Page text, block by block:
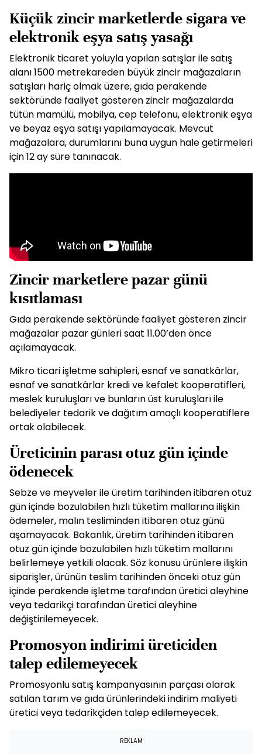
Küçük zincir marketlerde sigara ve
elektronik eşya satış yasağı
Elektronik ticaret yoluyla yapılan satışlar ile satış
alanı 1500 metrekareden büyük zincir mağazaların
satışları hariç olmak üzere, gıda perakende
sektöründe faaliyet gösteren zincir mağazalarda
tütün mamülü, mobilya, cep telefonu, elektronik eşya
ve beyaz eşya satışı yapılamayacak. Mevcut
mağazalara, durumlarını buna uygun hale getirmeleri
için 12 ay süre tanınacak.
Zincir marketlere pazar günü
kısıtlaması
Gıda perakende sektöründe faaliyet gösteren zincir
mağazalar pazar günleri saat 11.00’den önce
açılamayacak.
Mikro ticari işletme sahipleri, esnaf ve sanatkârlar,
esnaf ve sanatkârlar kredi ve kefalet kooperatifleri,
meslek kuruluşları ve bunların üst kuruluşları ile
belediyeler tedarik ve dağıtım amaçlı kooperatiflere
ortak olabilecek.
Üreticinin parası otuz gün içinde
ödenecek
Sebze ve meyveler ile üretim tarihinden itibaren otuz
gün içinde bozulabilen hızlı tüketim mallarına ilişkin
ödemeler, malın tesliminden itibaren otuz günü
aşamayacak. Bakanlık, üretim tarihinden itibaren
otuz gün içinde bozulabilen hızlı tüketim mallarını
belirlemeye yetkili olacak. Söz konusu ürünlere ilişkin
siparişler, ürünün teslim tarihinden önceki otuz gün
içinde perakende işletme tarafından üretici aleyhine
veya tedarikçi tarafından üretici aleyhine
değiştirilemeyecek.
Promosyon indirimi üreticiden
talep edilemeyecek
Promosyonlu satış kampanyasının parçası olarak
satılan tarım ve gıda ürünlerindeki indirim maliyeti
üretici veya tedarikçiden talep edilemeyecek.
REKLAM